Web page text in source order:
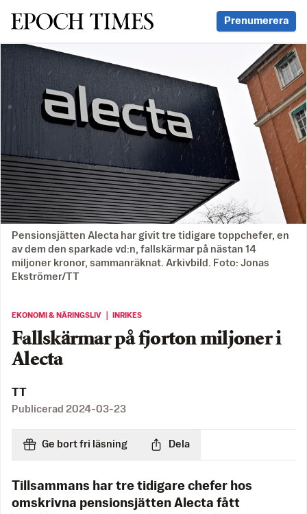
Svenska Epoch Times Prenumerera
Pensionsjätten Alecta har givit tre tidigare toppchefer, en
av dem den sparkade vd:n, fallskärmar på nästan 14
miljoner kronor, sammanräknat. Arkivbild. Foto: Jonas
Ekströmer/TT
EKONOMI & NÄRINGSLIV ｜ INRIKES
Fallskärmar på fjorton miljoner i
Alecta
TT
Publicerad 2024-03-23
Ge bort fri läsning Dela
Tillsammans har tre tidigare chefer hos
omskrivna pensionsjätten Alecta fått